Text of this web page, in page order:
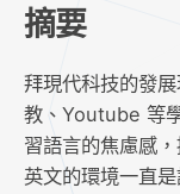
摘要
拜現代科技的發
教、Youtube 等
習語言的焦慮感
英文的環境一直